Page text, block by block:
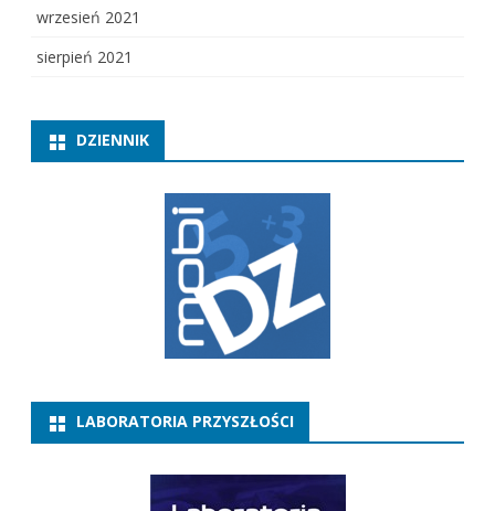
wrzesień 2021
sierpień 2021
DZIENNIK
LABORATORIA PRZYSZŁOŚCI